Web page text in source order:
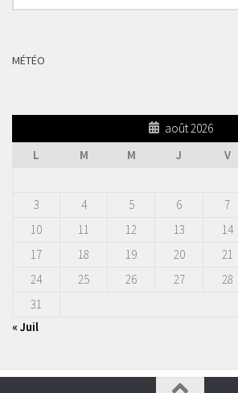
MÉTÉO
août 2026
L
M M J V
3
4 5 6 7
10
11 12 13 14
17
18 19 20 21
24
25 26 27 28
31
« Juil